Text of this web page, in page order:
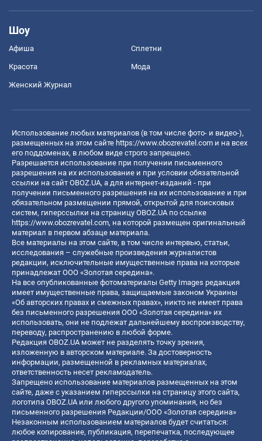
Шоу
Афиша Сплетни
Красота Мода
Женский Журнал
Использование любых материалов (в том числе фото- и видео-),
размещенных на этом сайте https://www.obozrevatel.com и на всех
его поддоменах, в любом виде строго запрещено.
Разрешается использование при получении письменного
разрешения на их использование и при условии обязательной
ссылки на сайт OBOZ.UA, а для интернет-изданий - при
получении письменного разрешения на их использование и при
обязательном размещении прямой, открытой для поисковых
систем, гиперссылки на страницу OBOZ.UA по ссылке
https://www.obozrevatel.com, на которой размещен оригинальный
материал в первом абзаце материала.
Все материалы на этом сайте, в том числе интервью, статьи,
исследования – служебные произведения журналистов
редакции, исключительные имущественные права на которые
принадлежат ООО «Золотая середина».
На все опубликованные фотоматериалы Getty Images редакция
имеет имущественные права, защищаемые законом Украины
«Об авторских правах и смежных правах», никто не имеет права
без письменного разрешения ООО «Золотая середина» их
использовать, они не подлежат дальнейшему воспроизводству,
переводу, распространению в любой форме.
Редакция OBOZ.UA может не разделять точку зрения,
изложенную в авторском материале. За достоверность
информации, размещенной в рекламных материалах,
ответственность несет рекламодатель.
Запрещено использование материалов размещенных на этом
сайте, даже с указанием гиперссылки на страницу этого сайта,
логотипа OBOZ.UA или любого другого упоминания, но без
письменного разрешения Редакции/ООО «Золотая середина»
Незаконным использованием материалов будет считаться:
любое копирование, публикация, перепечатка, последующее